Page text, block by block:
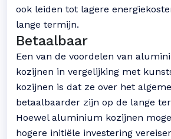
ook leiden tot lagere
lange termijn.
Betaalbaar
Een van de voordelen van
kozijnen in vergelijking met
kozijnen is dat ze over het
betaalbaarder zijn op de lange
Hoewel aluminium kozijnen
hogere initiële investering